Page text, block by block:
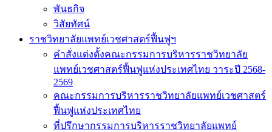
พันธกิจ
วิสัยทัศน์
ราชวิทยาลัยแพทย์เวชศาสตร์ฟื้นฟูฯ
คำสั่งแต่งตั้งคณะกรรมการบริหารราชวิทยาลัย
แพทย์เวชศาสตร์ฟื้นฟูแห่งประเทศไทย วาระปี 2568-
2569
คณะกรรมการบริหารราชวิทยาลัยแพทย์เวชศาสตร์
ฟื้นฟูแห่งประเทศไทย
ที่ปรึกษากรรมการบริหารราชวิทยาลัยแพทย์